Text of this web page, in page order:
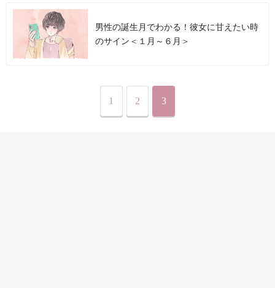
男性の誕生月でわかる！彼女に甘えたい時
のサイン＜１月～６月＞
1 2 3